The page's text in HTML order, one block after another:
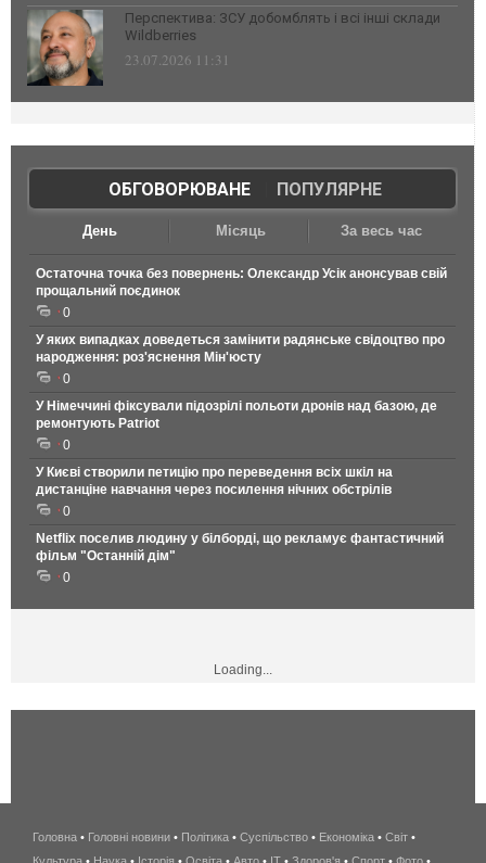
Перспектива: ЗСУ добомблять і всі інші склади
Wildberries
23.07.2026 11:31
ОБГОВОРЮВАНЕ| ПОПУЛЯРНЕ
День Місяць За весь час
Остаточна точка без повернень: Олександр Усік анонсував свій
прощальний поєдинок
0
У яких випадках доведеться замінити радянське свідоцтво про
народження: роз'яснення Мін'юсту
0
У Німеччині фіксували підозрілі польоти дронів над базою, де
ремонтують Patriot
0
У Києві створили петицію про переведення всіх шкіл на
дистанціне навчання через посилення нічних обстрілів
0
Netflix поселив людину у білборді, що рекламує фантастичний
фільм "Останній дім"
0
Loading...
беспроводной
Головна • Головні новини • Політика • Суспільство • Економіка • Світ •